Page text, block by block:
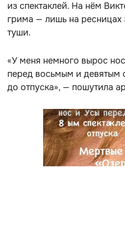
из спектаклей. На нём
грима — лишь на ресницах
туши.
«У меня немного вырос
перед восьмым и девятым
до отпуска», — пошутила